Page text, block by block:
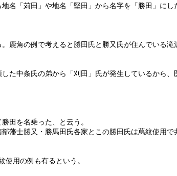
苅田」や地名「堅田」から名字を「勝田」にし
鹿角の例で考えると勝田氏と勝又氏が住んでいる
中条氏の弟から「刈田」氏が発生しているから
田を名乗った、と云う。
藩士勝又・勝馬田氏各家とこの勝田氏は蔦紋使用で
用の例も有るという。